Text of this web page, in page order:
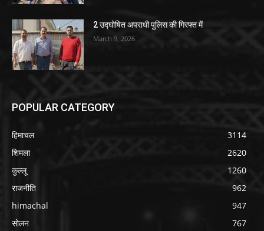
2 उद्घोषित अपराधी पुलिस की गिरफ्त में
March 9, 2026
POPULAR CATEGORY
हिमाचल
3114
शिमला
2620
कुल्लू
1260
राजनीति
962
himachal
947
सोलन
767